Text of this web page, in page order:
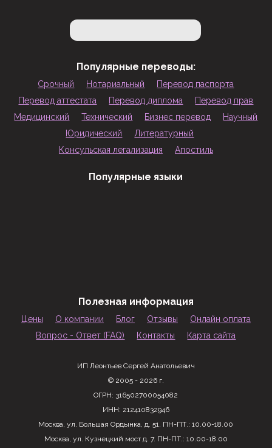
Популярные переводы:
Срочный Нотариальный
Перевод паспорта
Перевод аттестата
Перевод диплома
Перевод прав
Медицинский
Технический Бизнес перевод
Научный
Юридический
Литературный
Консульская легализация
Апостиль
Популярные языки
Полезная информация
Цены О компании Блог Отзывы
Онлайн оплата
Вопрос - Ответ (FAQ)
Контакты Карта сайта
ИП Леонтьев Сергей Анатольевич
© 2005 - 2026 г.
ОГРН: 316502700054082
ИНН: 212410832946
Москва,ул. Большая Ордынка, д. 51. ПН-ПТ.: 10.00-18.00
Москва, ул. Кузнецкий мост д. 7. ПН-ПТ.: 10.00-18.00